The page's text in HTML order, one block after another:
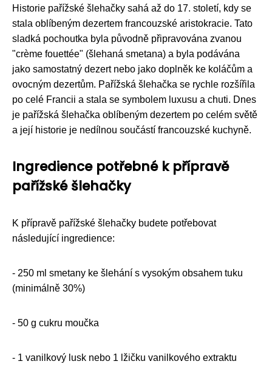
Historie pařížské šlehačky sahá až do 17. století, kdy se
stala oblíbeným dezertem francouzské aristokracie. Tato
sladká pochoutka byla původně připravována zvanou
"crème fouettée" (šlehaná smetana) a byla podávána
jako samostatný dezert nebo jako doplněk ke koláčům a
ovocným dezertům. Pařížská šlehačka se rychle rozšířila
po celé Francii a stala se symbolem luxusu a chuti. Dnes
je pařížská šlehačka oblíbeným dezertem po celém světě
a její historie je nedílnou součástí francouzské kuchyně.
Ingredience potřebné k přípravě
pařížské šlehačky
K přípravě pařížské šlehačky budete potřebovat
následující ingredience:
- 250 ml smetany ke šlehání s vysokým obsahem tuku
(minimálně 30%)
- 50 g cukru moučka
- 1 vanilkový lusk nebo 1 lžičku vanilkového extraktu